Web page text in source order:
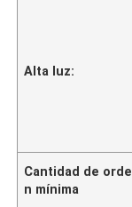
Alta luz:
Cantidad de orde
n mínima